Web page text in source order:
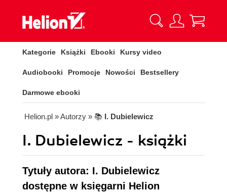
Kategorie Książki Ebooki Kursy video
Audiobooki Promocje Nowości Bestsellery
Darmowe ebooki
Helion.pl » Autorzy » 📚 I. Dubielewicz
I. Dubielewicz - książki
Tytuły autora: I. Dubielewicz
dostępne w księgarni Helion